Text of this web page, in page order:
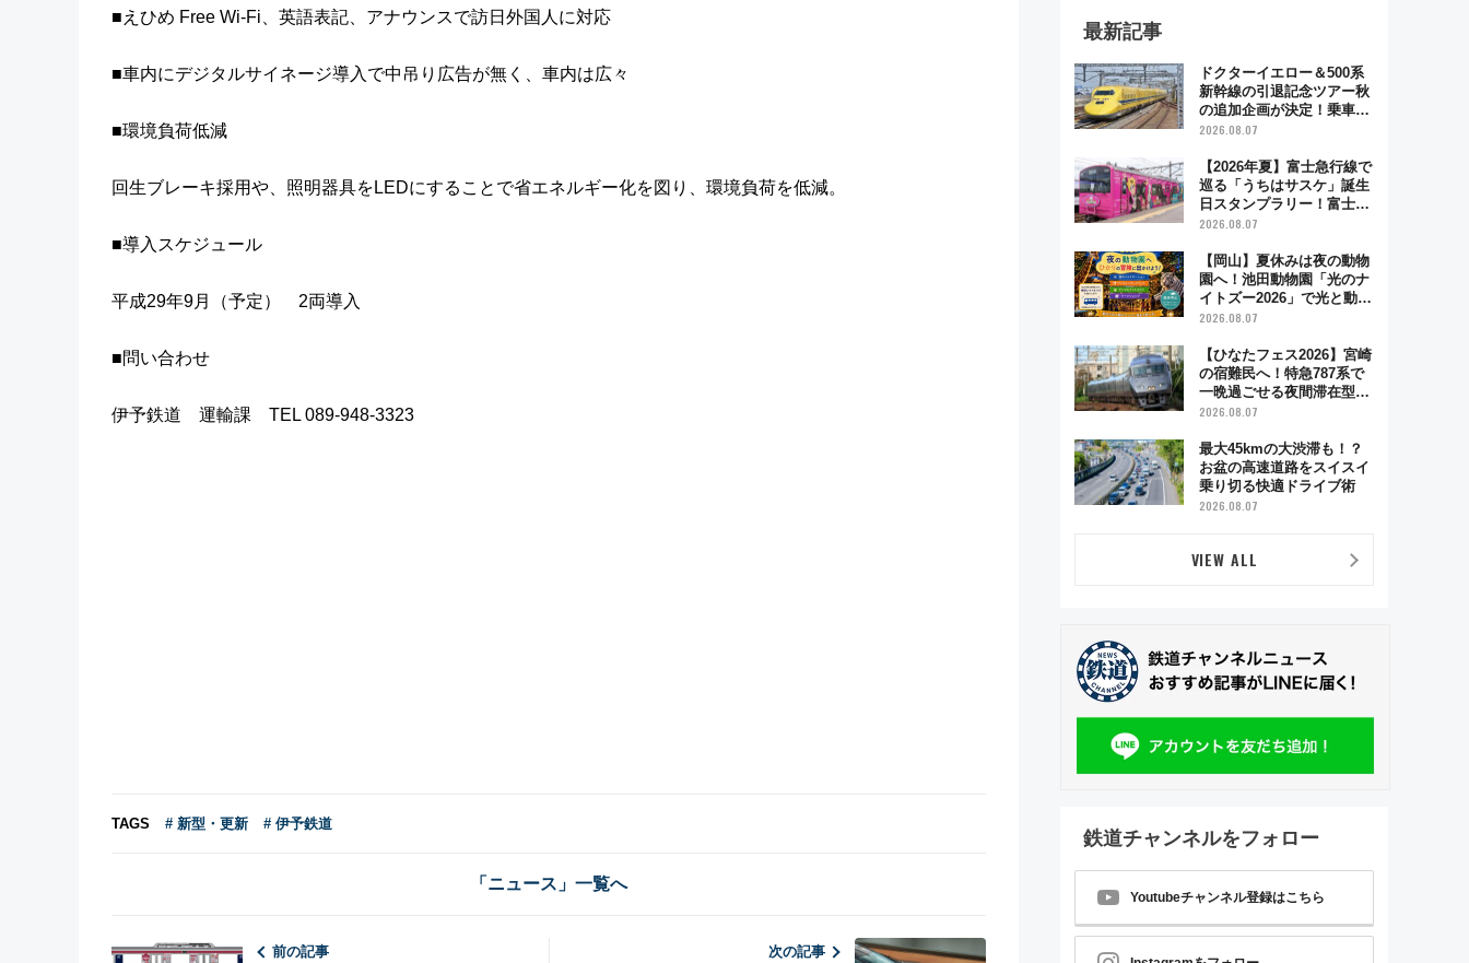
■えひめ Free Wi-Fi、英語表記、アナウンスで訪日外国人に対応
■車内にデジタルサイネージ導入で中吊り広告が無く、車内は広々
■環境負荷低減
回生ブレーキ採用や、照明器具をLEDにすることで省エネルギー化を図り、環境負荷を低減。
■導入スケジュール
平成29年9月（予定） 2両導入
■問い合わせ
伊予鉄道 運輸課 TEL 089-948-3323
TAGS # 新型・更新 # 伊予鉄道
「ニュース」一覧へ
前の記事
次の記事
最新記事
ドクターイエロー＆500系
新幹線の引退記念ツアー秋
の追加企画が決定！乗車体
験やグッズ・ホテル情報ま
2026.08.07
【2026年夏】富士急行線で
巡る「うちはサスケ」誕生
日スタンプラリー！富士急
ハイランド限定グルメ＆グ
2026.08.07
【岡山】夏休みは夜の動物
園へ！池田動物園「光のナ
イトズー2026」で光と動物
が彩る特別な夜
2026.08.07
【ひなたフェス2026】宮崎
の宿難民へ！特急787系で
一晩過ごせる夜間滞在型イ
ベント「スワローおひさ
2026.08.07
最大45kmの大渋滞も！？
お盆の高速道路をスイスイ
乗り切る快適ドライブ術
2026.08.07
VIEW ALL
鉄道チャンネルをフォロー
Youtubeチャンネル登録はこちら